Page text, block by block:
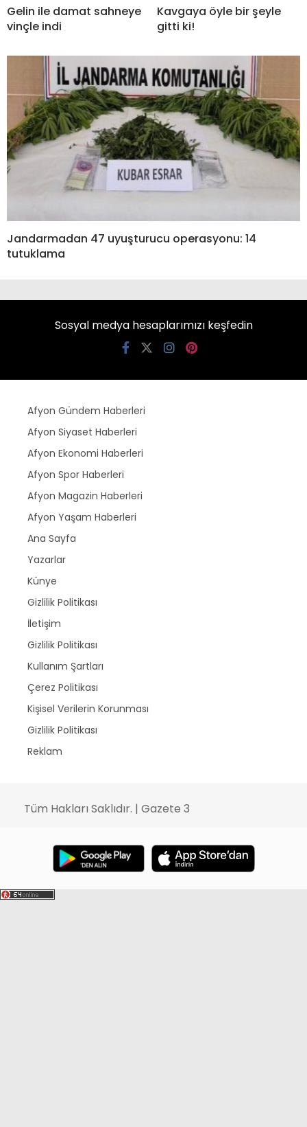
Gelin ile damat sahneye
vinçle indi
Kavgaya öyle bir şeyle
gitti ki!
Jandarmadan 47 uyuşturucu operasyonu: 14
tutuklama
Sosyal medya hesaplarımızı keşfedin
Afyon Gündem Haberleri
Afyon Siyaset Haberleri
Afyon Ekonomi Haberleri
Afyon Spor Haberleri
Afyon Magazin Haberleri
Afyon Yaşam Haberleri
Ana Sayfa
Yazarlar
Künye
Gizlilik Politikası
İletişim
Gizlilik Politikası
Kullanım Şartları
Çerez Politikası
Kişisel Verilerin Korunması
Gizlilik Politikası
Reklam
Tüm Hakları Saklıdır. | Gazete 3